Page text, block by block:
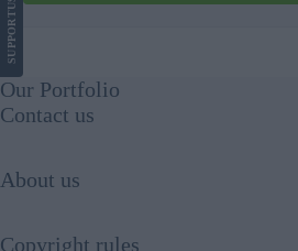
SUPPORT
Our Portfolio
Contact us
About us
Copyright rules